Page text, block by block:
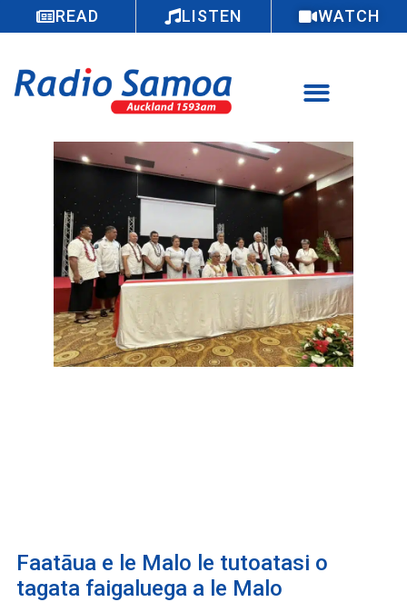
READ LISTEN WATCH
Faatāua e le Malo le tutoatasi o
tagata faigaluega a le Malo